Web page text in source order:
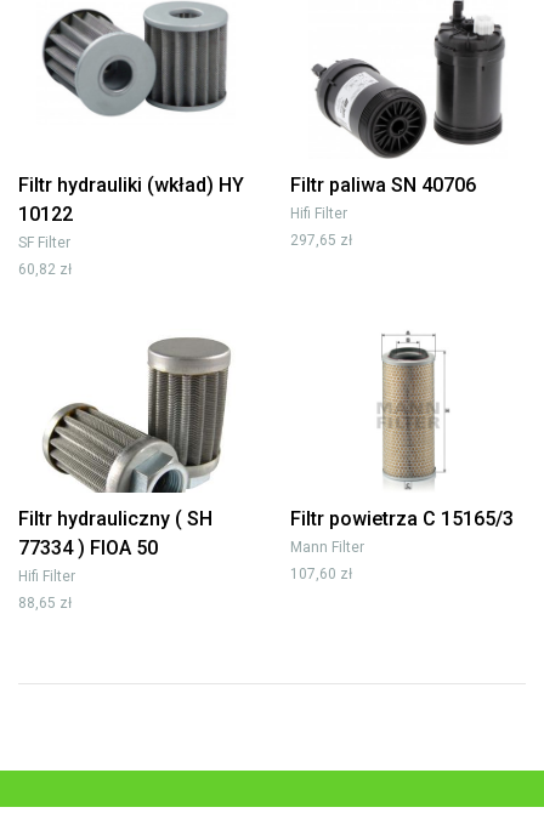
Filtr hydrauliki (wkład) HY
10122
SF Filter
60,82 zł
Filtr paliwa SN 40706
Hifi Filter
297,65 zł
Filtr hydrauliczny ( SH
77334 ) FIOA 50
Hifi Filter
88,65 zł
Filtr powietrza C 15165/3
Mann Filter
107,60 zł